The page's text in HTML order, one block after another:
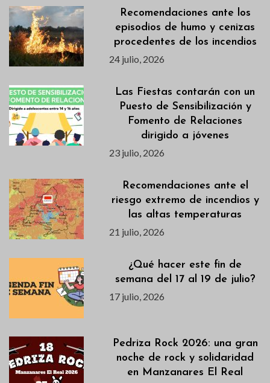
Recomendaciones ante los
episodios de humo y cenizas
procedentes de los incendios
24 julio, 2026
Las Fiestas contarán con un
Puesto de Sensibilización y
Fomento de Relaciones
dirigido a jóvenes
23 julio, 2026
Recomendaciones ante el
riesgo extremo de incendios y
las altas temperaturas
21 julio, 2026
¿Qué hacer este fin de
semana del 17 al 19 de julio?
17 julio, 2026
Pedriza Rock 2026: una gran
noche de rock y solidaridad
en Manzanares El Real